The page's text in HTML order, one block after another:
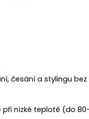
česání a stylingu
při nízké teplotě (do